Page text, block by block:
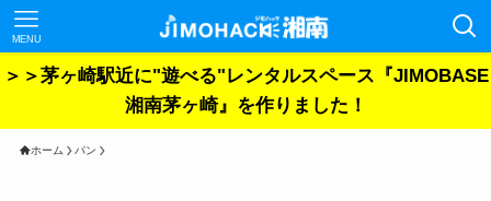
MENU
＞＞茅ヶ崎駅近に"遊べる"レンタルスペース『JIMOBASE
湘南茅ヶ崎』を作りました！
ホーム パン